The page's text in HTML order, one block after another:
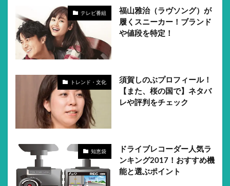
テレビ番組
福山雅治（ラヴソング）が
履くスニーカー！ブランド
や値段を特定！
トレンド・文化
須賀しのぶプロフィール！
【また、桜の国で】ネタバ
レや評判をチェック
知恵袋
ドライブレコーダー人気ラ
ンキング2017！おすすめ機
能と選ぶポイント